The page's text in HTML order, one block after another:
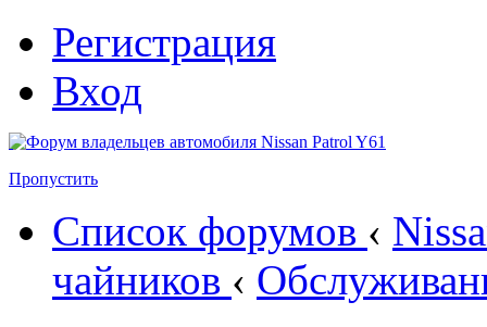
Регистрация
Вход
Пропустить
Список форумов ‹
чайников ‹